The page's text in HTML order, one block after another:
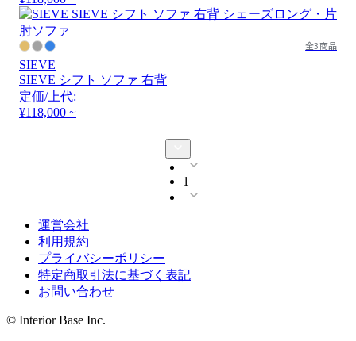
全3商品
SIEVE
SIEVE シフト ソファ 右背
定価/上代:
¥118,000 ~
1
運営会社
利用規約
プライバシーポリシー
特定商取引法に基づく表記
お問い合わせ
© Interior Base Inc.